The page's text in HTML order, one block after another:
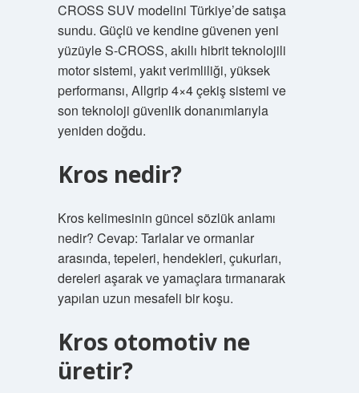
CROSS SUV modelini Türkiye’de satışa
sundu. Güçlü ve kendine güvenen yeni
yüzüyle S-CROSS, akıllı hibrit teknolojili
motor sistemi, yakıt verimliliği, yüksek
performansı, Allgrip 4×4 çekiş sistemi ve
son teknoloji güvenlik donanımlarıyla
yeniden doğdu.
Kros nedir?
Kros kelimesinin güncel sözlük anlamı
nedir? Cevap: Tarlalar ve ormanlar
arasında, tepeleri, hendekleri, çukurları,
dereleri aşarak ve yamaçlara tırmanarak
yapılan uzun mesafeli bir koşu.
Kros otomotiv ne
üretir?